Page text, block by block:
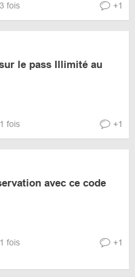
fois +1
le pass Illimité au
fois +1
avec ce code
fois +1